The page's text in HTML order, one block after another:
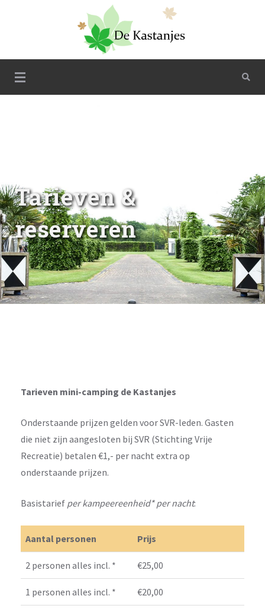
Tarieven &
reserveren
Tarieven mini-camping de Kastanjes
Onderstaande prijzen gelden voor SVR-leden. Gasten
die niet zijn aangesloten bij SVR (Stichting Vrije
Recreatie) betalen €1,- per nacht extra op
onderstaande prijzen.
Basistarief per kampeereenheid* per nacht:
Aantal personen Prijs
2 personen alles incl. * €25,00
1 personen alles incl. * €20,00